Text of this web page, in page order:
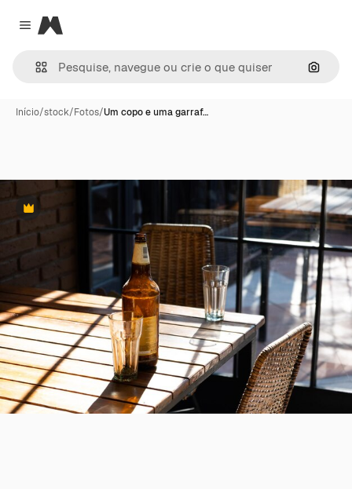
Close menu
Magnific
Início/stock/Fotos/Um copo e uma garraf…
Premium